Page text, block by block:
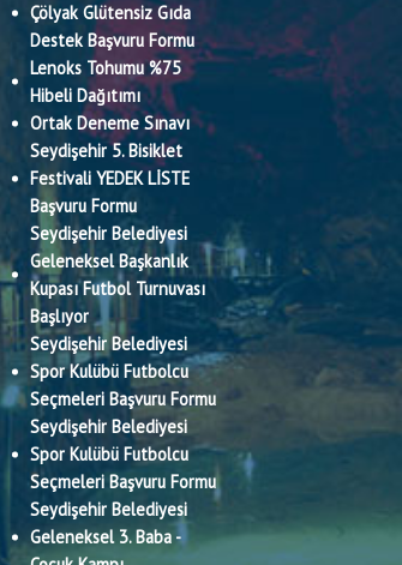
Çölyak Glütensiz Gıda
Destek Başvuru Formu
Lenoks Tohumu %75
Hibeli Dağıtımı
Ortak Deneme Sınavı
Seydişehir 5. Bisiklet
Festivali YEDEK LİSTE
Başvuru Formu
Seydişehir Belediyesi
Geleneksel Başkanlık
Kupası Futbol Turnuvası
Başlıyor
Seydişehir Belediyesi
Spor Kulübü Futbolcu
Seçmeleri Başvuru Formu
Seydişehir Belediyesi
Spor Kulübü Futbolcu
Seçmeleri Başvuru Formu
Seydişehir Belediyesi
Geleneksel 3. Baba -